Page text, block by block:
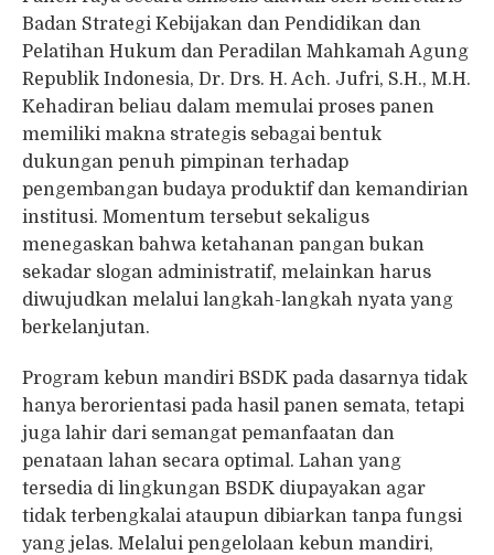
Badan Strategi Kebijakan dan Pendidikan dan
Pelatihan Hukum dan Peradilan Mahkamah Agung
Republik Indonesia, Dr. Drs. H. Ach. Jufri, S.H., M.H.
Kehadiran beliau dalam memulai proses panen
memiliki makna strategis sebagai bentuk
dukungan penuh pimpinan terhadap
pengembangan budaya produktif dan kemandirian
institusi. Momentum tersebut sekaligus
menegaskan bahwa ketahanan pangan bukan
sekadar slogan administratif, melainkan harus
diwujudkan melalui langkah-langkah nyata yang
berkelanjutan.
Program kebun mandiri BSDK pada dasarnya tidak
hanya berorientasi pada hasil panen semata, tetapi
juga lahir dari semangat pemanfaatan dan
penataan lahan secara optimal. Lahan yang
tersedia di lingkungan BSDK diupayakan agar
tidak terbengkalai ataupun dibiarkan tanpa fungsi
yang jelas. Melalui pengelolaan kebun mandiri,